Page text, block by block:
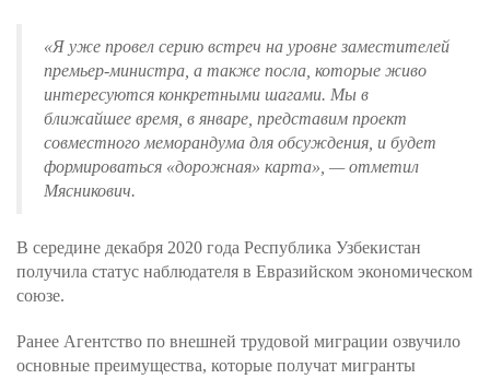
«Я уже провел серию встреч на уровне заместителей
премьер-министра, а также посла, которые живо
интересуются конкретными шагами. Мы в
ближайшее время, в январе, представим проект
совместного меморандума для обсуждения, и будет
формироваться «дорожная» карта», — отметил
Мясникович.
В середине декабря 2020 года Республика Узбекистан
получила статус наблюдателя в Евразийском экономическом
союзе.
Ранее Агентство по внешней трудовой миграции озвучило
основные преимущества, которые получат мигранты